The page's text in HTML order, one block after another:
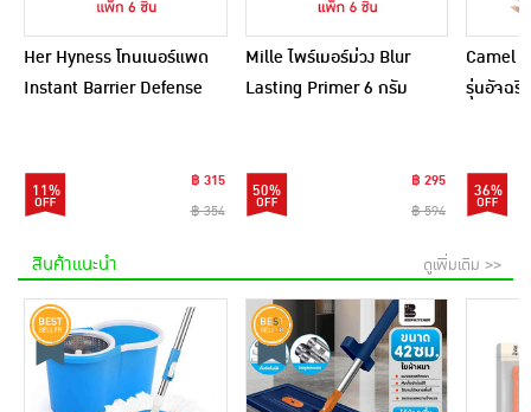
Her Hyness โทนเนอร์แพด
Instant Barrier Defense
11%
฿ 315
฿ 354
Mille ไพร์เมอร์ม่วง Blur
Lasting Primer 6 กรัม
50%
฿ 295
฿ 594
Camel
รุ่นอัจฉริ
36%
สินค้าแนะนำ ดูเพิ่มเติม >>